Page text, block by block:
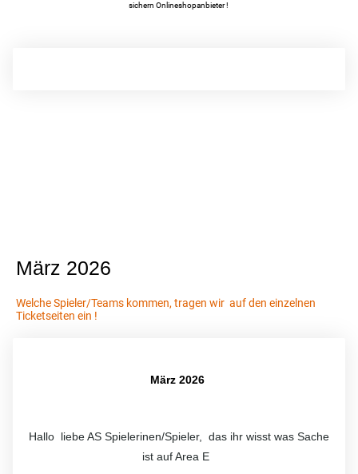
sichern Onlineshopanbieter !
März 2026
Welche Spieler/Teams kommen, tragen wir auf den einzelnen
Ticketseiten ein !
März 2026
Hallo liebe AS Spielerinen/Spieler, das ihr wisst was Sache
ist auf Area E